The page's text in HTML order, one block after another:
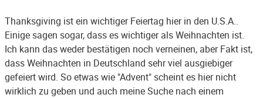
Thanksgiving ist ein wichtiger Feiertag hier in den U.S.A..
Einige sagen sogar, dass es wichtiger als Weihnachten ist.
Ich kann das weder bestätigen noch verneinen, aber Fakt ist,
dass Weihnachten in Deutschland sehr viel ausgiebiger
gefeiert wird. So etwas wie "Advent" scheint es hier nicht
wirklich zu geben und auch meine Suche nach einem